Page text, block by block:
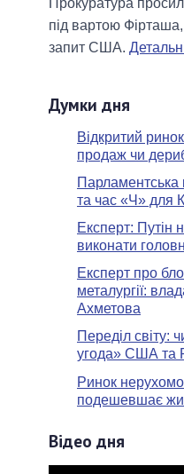
під вартою
запит США.
Думки дня
Відкритий
продаж чи
Парламентська
та час «Ч» для
Експерт: Путін
виконати
Експерт про
металургії:
Ахметова
Переділ світу:
угода» США та
Ринок
подешевшає
Відео дня